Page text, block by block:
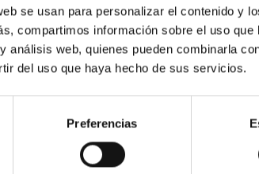
se usan para personalizar el contenido y
compartimos información sobre el uso
análisis web, quienes pueden combinarla
del uso que haya hecho de sus servicios.
Preferencias